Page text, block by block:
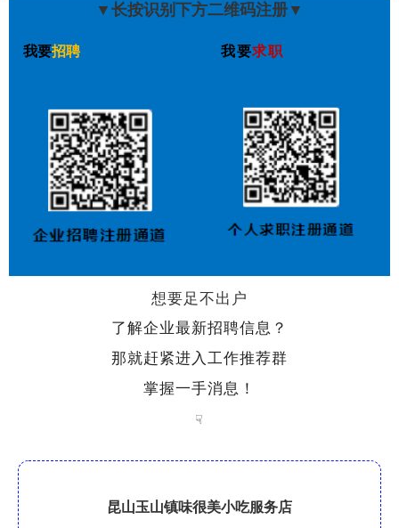
▼长按识别下方二维码注册▼
我要招聘 我要求职
想要足不出户
了解企业最新招聘信息？
那就赶紧进入工作推荐群
掌握一手消息！
☟
昆山玉山镇味很美小吃服务店